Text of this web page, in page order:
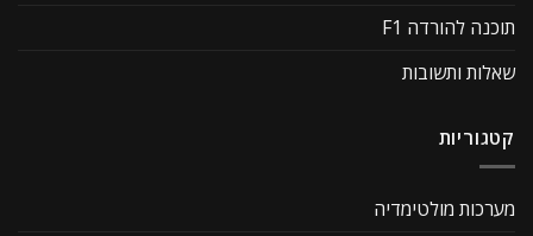
תוכנה להורדה F1
שאלות ותשובות
קטגוריות
מערכות מולטימדיה